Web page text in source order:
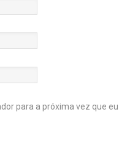
para a próxima vez que eu